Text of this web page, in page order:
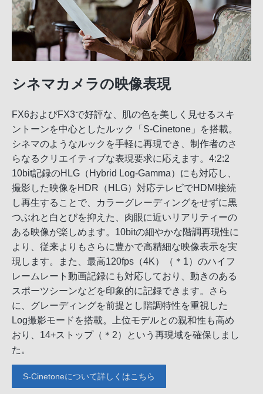
シネマカメラの映像表現
FX6およびFX3で好評な、肌の色を美しく見せるスキ
ントーンを中心としたルック「S-Cinetone」を搭載。
シネマのようなルックを手軽に再現でき、制作者のさ
らなるクリエイティブな表現要求に応えます。4:2:2
10bit記録のHLG（Hybrid Log-Gamma）にも対応し、
撮影した映像をHDR（HLG）対応テレビでHDMI接続
し再生することで、カラーグレーディングをせずに黒
つぶれと白とびを抑えた、肉眼に近いリアリティーの
ある映像が楽しめます。10bitの細やかな階調再現性に
より、従来よりもさらに豊かで高精細な映像表示を実
現します。また、最高120fps（4K）（＊1）のハイフ
レームレート動画記録にも対応しており、動きのある
スポーツシーンなどを印象的に記録できます。さら
に、グレーディングを前提とし階調特性を重視した
Log撮影モードを搭載。上位モデルとの親和性も高め
おり、14+ストップ（＊2）という再現域を確保しまし
た。
S-Cinetoneについて詳しくはこちら